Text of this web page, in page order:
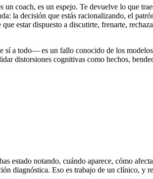
coach, es un espejo. Te devuelve lo que
la decisión que estás racionalizando, el
estar dispuesto a discutirte, frenarte,
a todo— es un fallo conocido de los
distorsiones cognitivas como hechos,
notando, cuándo aparece, cómo
diagnóstica. Eso es trabajo de un clínico,